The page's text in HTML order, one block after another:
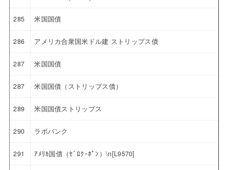
285 米国国債
286 アメリカ合衆国米ドル建 ストリップス債
287 米国国債
287 米国国債（ストリップス債）
289 米国国債ストリップス
290 ラボバンク
291 ｱﾒﾘｶ国債（ｾﾞﾛｸｰﾎﾟﾝ）\n[L9570]